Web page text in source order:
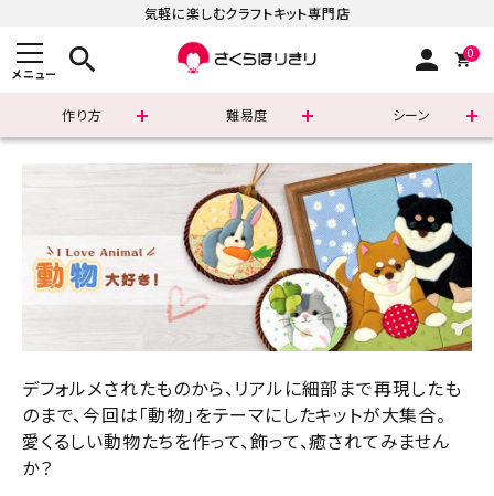
気軽に楽しむクラフトキット専門店
メニュー search person 0
作り方 難易度 シーン
まずはこちら
よくあるご質問
新着商品
診断チャート
デフォルメされたものから、リアルに細部まで再現したも
のまで、今回は「動物」をテーマにしたキットが大集合。
愛くるしい動物たちを作って、飾って、癒されてみません
か？